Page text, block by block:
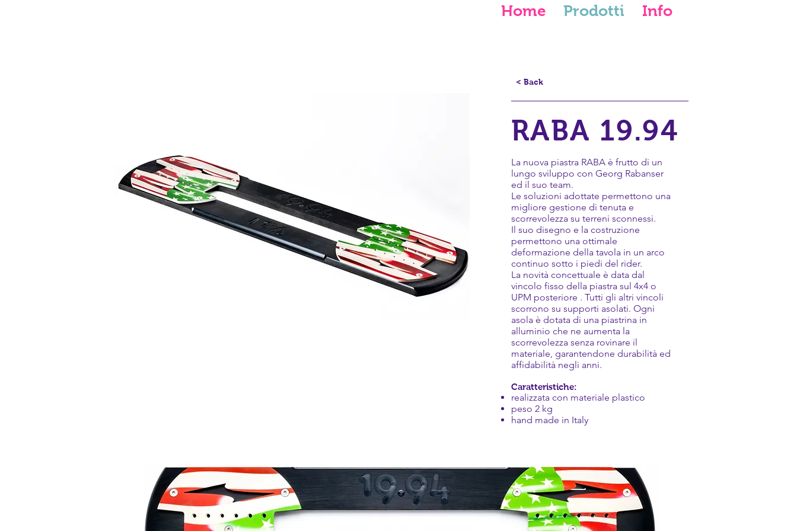
Home Prodotti Info
< Back
RABA 19.94
La nuova piastra RABA è frutto di un
lungo sviluppo con Georg Rabanser
ed il suo team.
Le soluzioni adottate permettono una
migliore gestione di tenuta e
scorrevolezza su terreni sconnessi.
Il suo disegno e la costruzione
permettono una ottimale
deformazione della tavola in un arco
continuo sotto i piedi del rider.
La novità concettuale è data dal
vincolo fisso della piastra sul 4x4 o
UPM posteriore . Tutti gli altri vincoli
scorrono su supporti asolati. Ogni
asola è dotata di una piastrina in
alluminio che ne aumenta la
scorrevolezza senza rovinare il
materiale, garantendone durabilità ed
affidabilità negli anni.
Caratteristiche:
realizzata con materiale plastico
peso 2 kg
hand made in Italy